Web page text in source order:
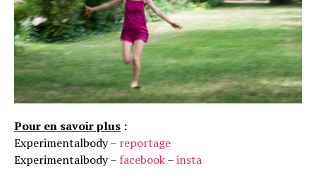
Pour en savoir plus :
Experimentalbody – reportage
Experimentalbody – facebook–insta